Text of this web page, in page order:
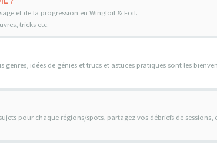
et de la progression en Wingfoil & Foil.
tricks etc.
idées de génies et trucs et astuces pratiques sont les
pour chaque régions/spots, partagez vos débriefs de sessions,